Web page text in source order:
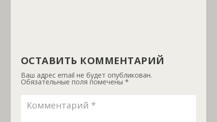
ОСТАВИТЬ КОММЕНТАРИЙ
Ваш адрес email не будет опубликован.
Обязательные поля помечены *